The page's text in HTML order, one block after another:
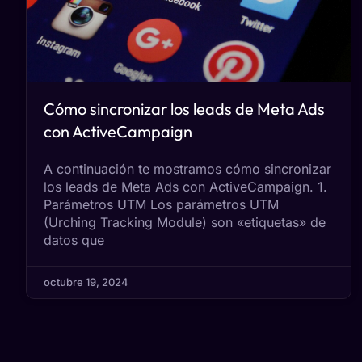
Cómo sincronizar los leads de Meta Ads
con ActiveCampaign
A continuación te mostramos cómo sincronizar
los leads de Meta Ads con ActiveCampaign. 1.
Parámetros UTM Los parámetros UTM
(Urching Tracking Module) son «etiquetas» de
datos que
octubre 19, 2024